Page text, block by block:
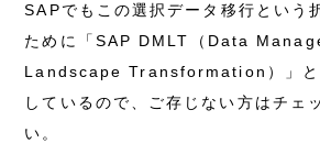
SAPでもこの選択データ移行という
ために「SAP DMLT（Data
Landscape Transformation）」と
しているので、ご存じない方はチェ
い。